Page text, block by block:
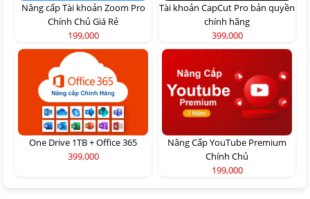
Nâng cấp Tài khoản Zoom Pro
Chính Chủ Giá Rẻ
199,000
Tài khoản CapCut Pro bản quyền
chính hãng
399,000
One Drive 1TB + Office 365
399,000
Nâng Cấp YouTube Premium
Chính Chủ
199,000